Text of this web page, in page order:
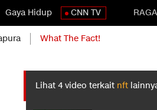
Gaya Hidup CNN TV
What The Fact!
Lihat 4 video terkait nft